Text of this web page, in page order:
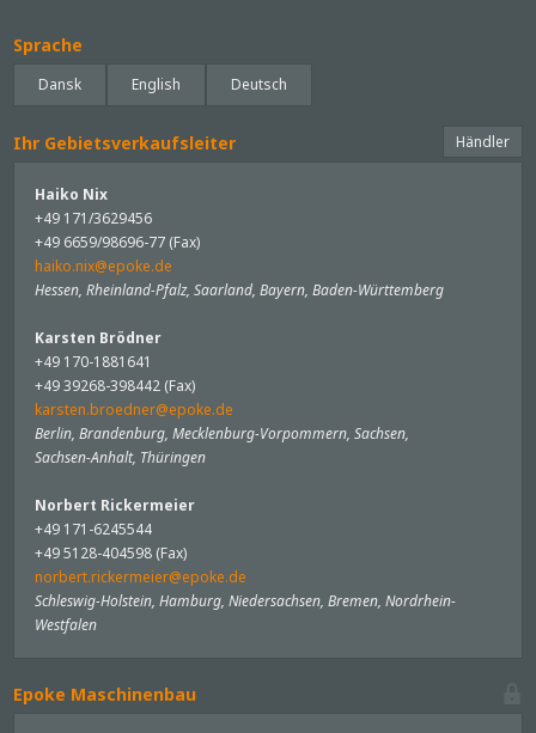
Sprache
Dansk English Deutsch
Ihr Gebietsverkaufsleiter Händler
Haiko Nix
+49 171/3629456
+49 6659/98696-77 (Fax)
haiko.nix@epoke.de
Hessen, Rheinland-Pfalz, Saarland, Bayern, Baden-Württemberg
Karsten Brödner
+49 170-1881641
+49 39268-398442 (Fax)
karsten.broedner@epoke.de
Berlin, Brandenburg, Mecklenburg-Vorpommern, Sachsen,
Sachsen-Anhalt, Thüringen
Norbert Rickermeier
+49 171-6245544
+49 5128-404598 (Fax)
norbert.rickermeier@epoke.de
Schleswig-Holstein, Hamburg, Niedersachsen, Bremen, Nordrhein-
Westfalen
Epoke Maschinenbau